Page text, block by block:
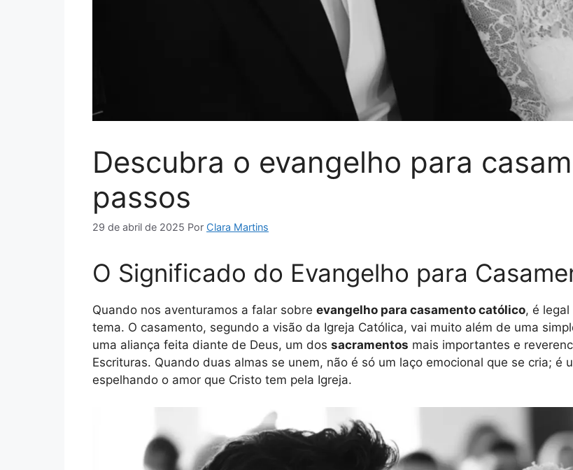
Descubra o evangelho para
passos
29 de abril de 2025 Por Clara Martins
O Significado do Evangelho para
Quando nos aventuramos a falar sobre evangelho para casamento católico, é
tema. O casamento, segundo a visão da Igreja Católica, vai muito além de uma
uma aliança feita diante de Deus, um dos sacramentos mais importantes e
Escrituras. Quando duas almas se unem, não é só um laço emocional que se cria; é
espelhando o amor que Cristo tem pela Igreja.